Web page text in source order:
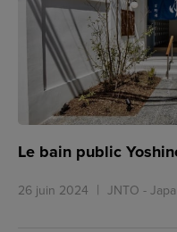
Le bain public
26 juin 2024 JNTO -